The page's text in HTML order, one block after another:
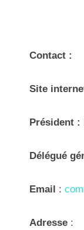
Contact :
Site
Président :
Délégué
Email :
Adresse :